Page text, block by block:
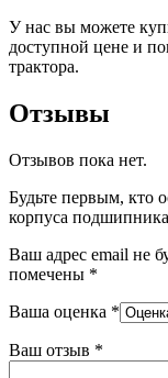
У нас вы можете
доступной цене и
трактора.
Отзывы
Отзывов пока нет.
Будьте первым, кто
корпуса
Ваш адрес email не
помечены *
Ваша оценка *
Ваш отзыв *